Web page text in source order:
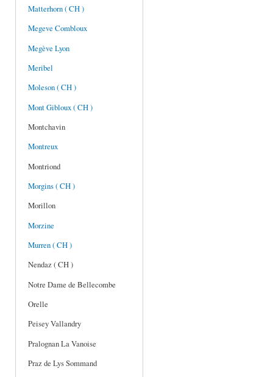
Matterhorn ( CH )
Megeve Combloux
Megève Lyon
Meribel
Moleson ( CH )
Mont Gibloux ( CH )
Montchavin
Montreux
Montriond
Morgins ( CH )
Morillon
Morzine
Murren ( CH )
Nendaz ( CH )
Notre Dame de Bellecombe
Orelle
Peisey Vallandry
Pralognan La Vanoise
Praz de Lys Sommand